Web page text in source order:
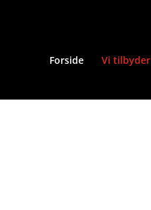
Forside Vi tilbyder